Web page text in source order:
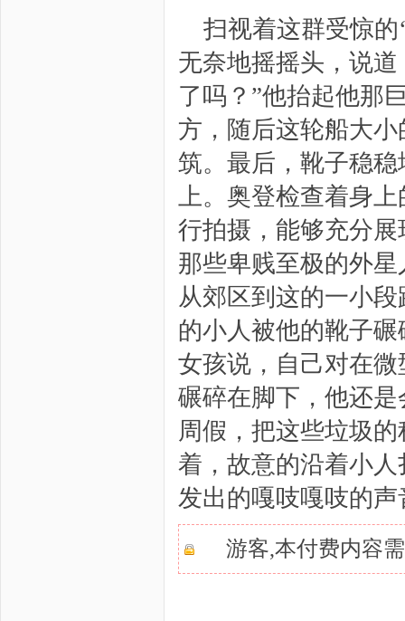
扫视着这群受惊的
无奈地摇摇头，说
了吗？”他抬起他那
方，随后这轮船大
筑。最后，靴子稳
上。奥登检查着身
行拍摄，能够充分
那些卑贱至极的外
从郊区到这的一小
的小人被他的靴子
女孩说，自己对在
碾碎在脚下，他还
周假，把这些垃圾
着，故意的沿着小
发出的嘎吱嘎吱的
游客,本付费内容